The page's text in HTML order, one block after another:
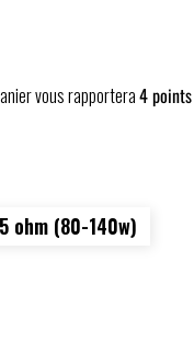
vous rapportera4points
ohm (80-140w)